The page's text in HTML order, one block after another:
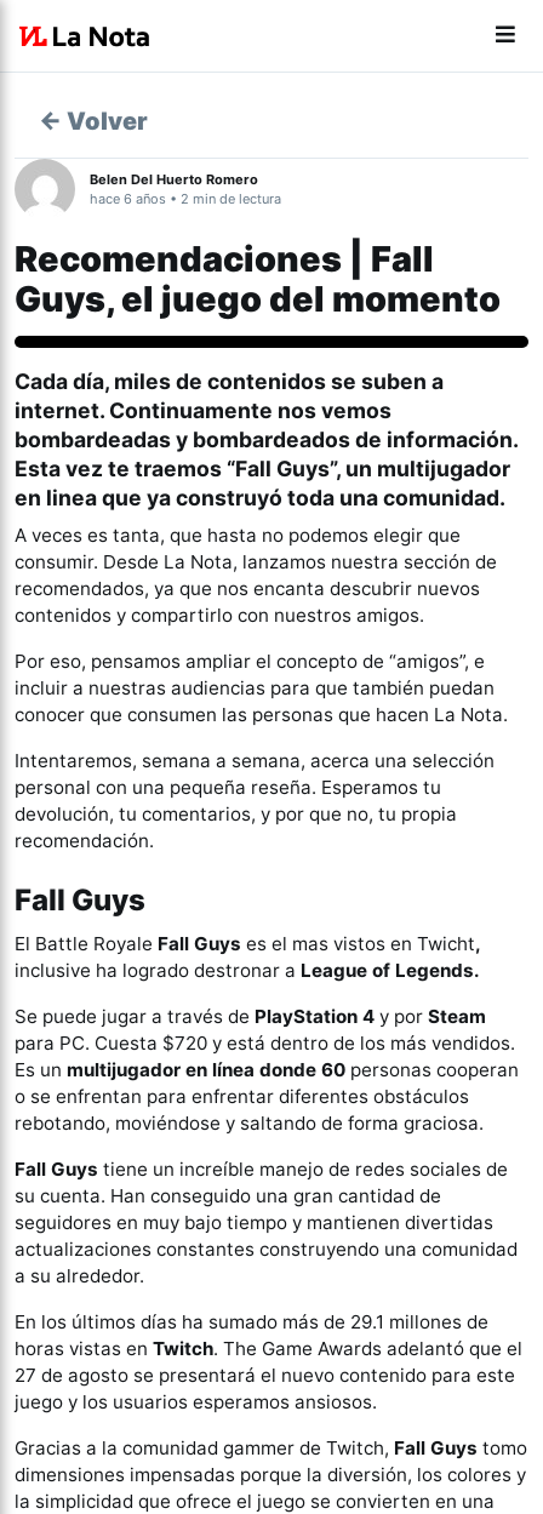
← Volver
Belen Del Huerto Romero
hace 6 años • 2 min de lectura
Recomendaciones | Fall
Guys, el juego del momento
Tecnología
Cada día, miles de contenidos se suben a
internet. Continuamente nos vemos
bombardeadas y bombardeados de información.
Esta vez te traemos “Fall Guys”, un multijugador
en linea que ya construyó toda una comunidad.
A veces es tanta, que hasta no podemos elegir que
consumir. Desde La Nota, lanzamos nuestra sección de
recomendados, ya que nos encanta descubrir nuevos
contenidos y compartirlo con nuestros amigos.
Por eso, pensamos ampliar el concepto de “amigos”, e
incluir a nuestras audiencias para que también puedan
conocer que consumen las personas que hacen La Nota.
Intentaremos, semana a semana, acerca una selección
personal con una pequeña reseña. Esperamos tu
devolución, tu comentarios, y por que no, tu propia
recomendación.
Fall Guys
El Battle Royale Fall Guys es el mas vistos en Twicht,
inclusive ha logrado destronar a League of Legends.
Se puede jugar a través de PlayStation 4 y por Steam
para PC. Cuesta $720 y está dentro de los más vendidos.
Es un multijugador en línea donde 60 personas cooperan
o se enfrentan para enfrentar diferentes obstáculos
rebotando, moviéndose y saltando de forma graciosa.
Fall Guys tiene un increíble manejo de redes sociales de
su cuenta. Han conseguido una gran cantidad de
seguidores en muy bajo tiempo y mantienen divertidas
actualizaciones constantes construyendo una comunidad
a su alrededor.
En los últimos días ha sumado más de 29.1 millones de
horas vistas en Twitch. The Game Awards adelantó que el
27 de agosto se presentará el nuevo contenido para este
juego y los usuarios esperamos ansiosos.
Gracias a la comunidad gammer de Twitch, Fall Guys tomo
dimensiones impensadas porque la diversión, los colores y
la simplicidad que ofrece el juego se convierten en una